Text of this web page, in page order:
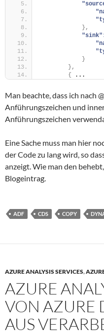
} ,
}
} ,
{
...
Man beachte, dass ich nach
Anführungszeichen und
Anführungszeichen
Eine Sache muss man hier
der Code zu lang wird, so
anzeigt. Wie man den
Blogeintrag.
ADF CDS COPY
AZURE ANALYSIS SERVICES,
AZURE
VON AZURE
AUS